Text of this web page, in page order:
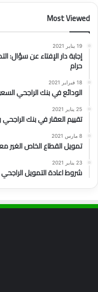
Most Viewed
19 يناير 2021
إجابة دار الإفتاء عن سؤال:
حرام
18 فبراير 2021
الودائع في بنك الراجحي
25 يناير 2021
تقييم العقار في بنك
8 مارس 2021
تمويل القطاع الخاص الغير
23 يناير 2021
شروط اعادة التمويل